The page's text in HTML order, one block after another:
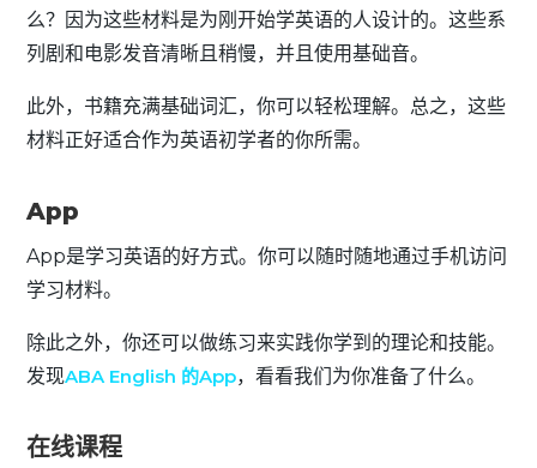
么？因为这些材料是为刚开始学英语的人设计的。这些系
列剧和电影发音清晰且稍慢，并且使用基础音。
此外，书籍充满基础词汇，你可以轻松理解。总之，这些
材料正好适合作为英语初学者的你所需。
App
App是学习英语的好方式。你可以随时随地通过手机访问
学习材料。
除此之外，你还可以做练习来实践你学到的理论和技能。
发现ABA English 的App，看看我们为你准备了什么。
在线课程